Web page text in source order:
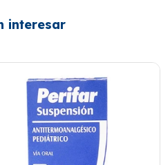
interesar